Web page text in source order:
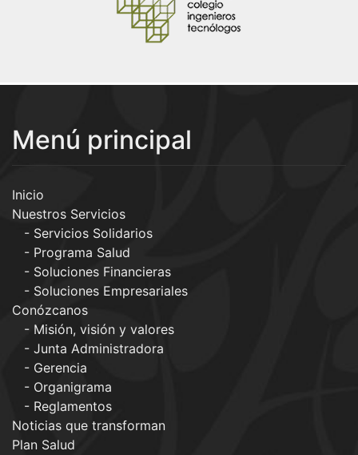
Menú principal
Inicio
Nuestros Servicios
Servicios Solidarios
Programa Salud
Soluciones Financieras
Soluciones Empresariales
Conózcanos
Misión, visión y valores
Junta Administradora
Gerencia
Organigrama
Reglamentos
Noticias que transforman
Plan Salud